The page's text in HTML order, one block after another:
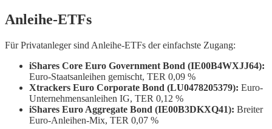
Anleihe-ETFs
Für Privatanleger sind Anleihe-ETFs der einfachste Zugang:
iShares Core Euro Government Bond (IE00B4WXJJ64):
Euro-Staatsanleihen gemischt, TER 0,09 %
Xtrackers Euro Corporate Bond (LU0478205379): Euro-
Unternehmensanleihen IG, TER 0,12 %
iShares Euro Aggregate Bond (IE00B3DKXQ41): Breiter
Euro-Anleihen-Mix, TER 0,07 %